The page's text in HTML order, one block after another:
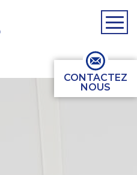
CONTACTEZ
NOUS